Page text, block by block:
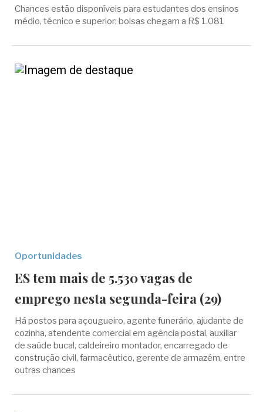
Chances estão disponíveis para estudantes dos ensinos
médio, técnico e superior; bolsas chegam a R$ 1.081
Oportunidades
ES tem mais de 5.530 vagas de
emprego nesta segunda-feira (29)
Há postos para açougueiro, agente funerário, ajudante de
cozinha, atendente comercial em agência postal, auxiliar
de saúde bucal, caldeireiro montador, encarregado de
construção civil, farmacêutico, gerente de armazém, entre
outras chances